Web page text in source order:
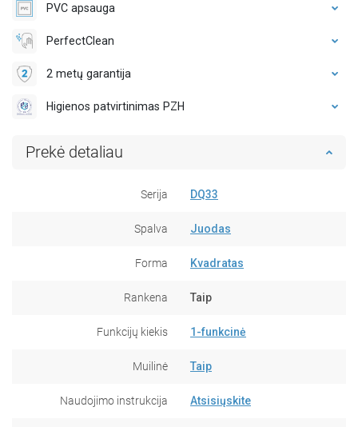
PVC apsauga
PerfectClean
2 metų garantija
Higienos patvirtinimas PZH
Prekė detaliau
Serija DQ33
Spalva Juodas
Forma Kvadratas
Rankena Taip
Funkcijų kiekis 1-funkcinė
Muilinė Taip
Naudojimo instrukcija Atsisiųskite